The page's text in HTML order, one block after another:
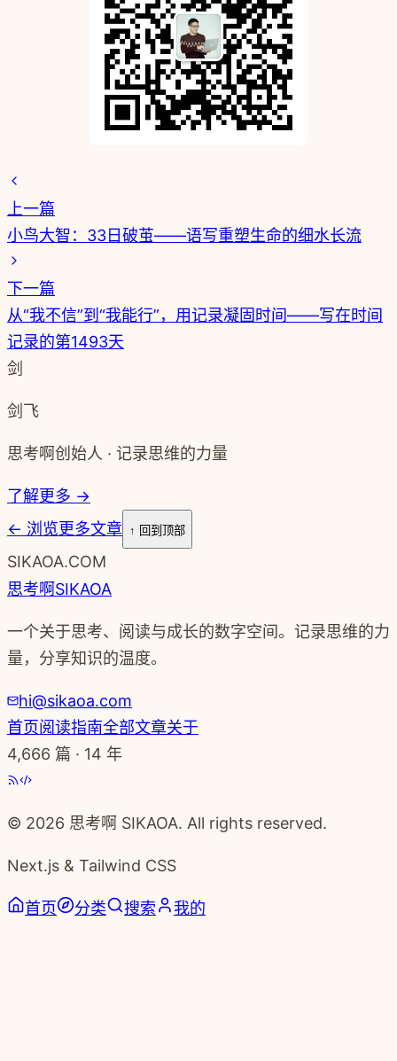
上一篇
小鸟大智：33日破茧——语写重塑生命的细水长流
下一篇
从“我不信”到“我能行”，用记录凝固时间——写在时间
记录的第1493天
剑
剑飞
思考啊创始人 · 记录思维的力量
了解更多 →
← 浏览更多文章 ↑ 回到顶部
SIKAOA.COM
思考啊SIKAOA
一个关于思考、阅读与成长的数字空间。记录思维的力
量，分享知识的温度。
hi@sikaoa.com
首页阅读指南全部文章关于
4,666 篇 · 14 年
© 2026 思考啊 SIKAOA. All rights reserved.
Next.js & Tailwind CSS
首页 分类 搜索 我的